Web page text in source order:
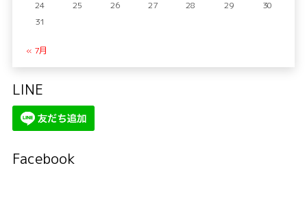
24
25 26 27 28 29
30
31
« 7月
LINE
Facebook